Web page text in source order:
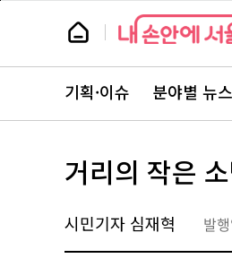
본
뉴
스
뉴
스
주
서
바
로
기획·이슈 분야별 뉴스
거리의 작은
시민기자 심재혁 발
페